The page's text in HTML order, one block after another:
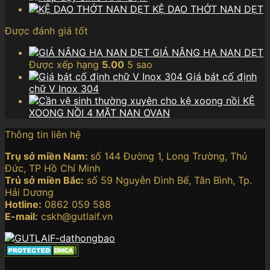
KỆ DAO THỚT NAN DẸT
Được đánh giá tốt
GIÁ NÂNG HẠ NAN DẸT
Được xếp hạng 5.00 5 sao
Giá bát cố định
chữ V Inox 304
KỆ
XOONG NỒI 4 MẶT NAN OVAN
Thông tin liên hệ
Trụ sở miền Nam: số 144 Đường 1, Long Trường, Thủ
Đức, TP Hồ Chí Minh
Trủ sở miền Bắc: số 59 Nguyễn Đình Bể, Tân Bình, Tp.
Hải Dương
Hotline: 0862 059 588
E-mail: cskh@gutlaif.vn